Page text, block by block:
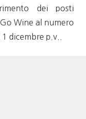
dei posti
Wine al numero
dicembre p.v..